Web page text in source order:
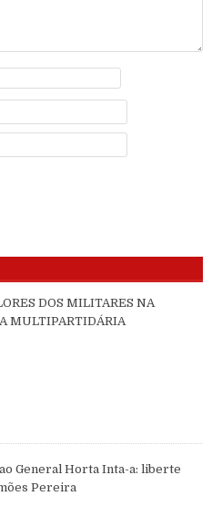
DOS MILITARES NA
MULTIPARTIDÁRIA
General Horta Inta-a: liberte
Pereira